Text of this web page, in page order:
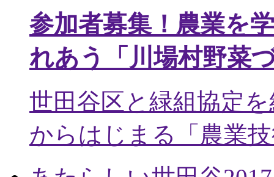
参加者募集！農業を
れあう「川場村野菜
世田谷区と緑組協定
からはじまる「農業